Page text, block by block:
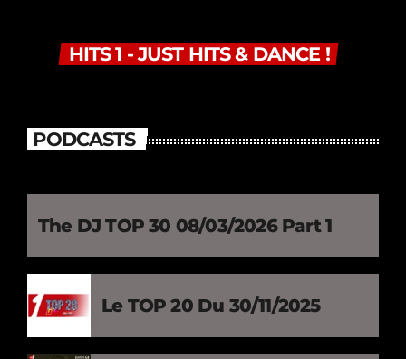
HITS 1 - JUST HITS & DANCE !
PODCASTS
The DJ TOP 30 08/03/2026 Part 1
Le TOP 20 Du 30/11/2025